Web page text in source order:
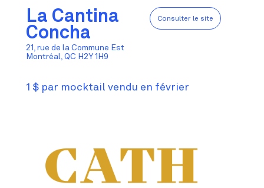
La Cantina
Concha
Consulter le site
21, rue de la Commune Est
Montréal, QC H2Y 1H9
1 $ par mocktail vendu en février